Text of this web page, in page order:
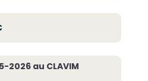
2026 au CLAVIM